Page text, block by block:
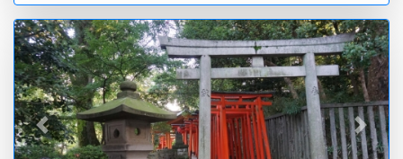
zurück vor